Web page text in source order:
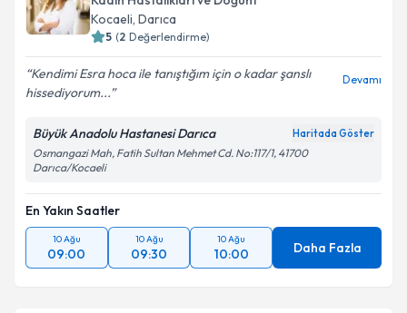
Kocaeli, Darıca
5 (2 Değerlendirme)
Kendimi Esra hoca ile tanıştığım için o kadar şanslı
hissediyorum...
Devamı
Büyük Anadolu Hastanesi Darıca Haritada Göster
Osmangazi Mah, Fatih Sultan Mehmet Cd. No:117/1, 41700
Darıca/Kocaeli
En Yakın Saatler
10 Ağu
09:00
10 Ağu
09:30
10 Ağu
10:00 Daha Fazla